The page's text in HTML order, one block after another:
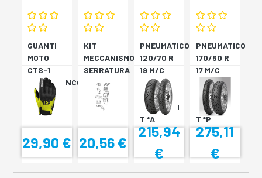
GUANTI
MOTO
CTS-1
NERO/BIANCO
29,90 €
KIT
MECCANISMO
SERRATURA
SH33
SH34
20,56 €
PNEUMATICO
120/70 R
19 M/C
60V TL
???
SCORPION
T *A
215,94
€
PNEUMATICO
170/60 R
17 M/C
72V
TL????
SCORPION
T *P
275,11
€